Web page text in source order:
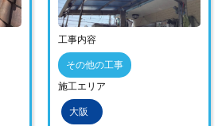
工事内容
その他の工事
施工エリア
大阪